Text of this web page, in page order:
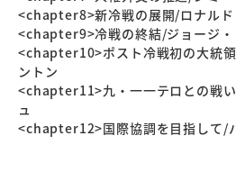
<chapter8>新冷戦の展開/ロナルド
<chapter9>冷戦の終結/ジョージ・
<chapter10>ポスト冷戦初の大統
ントン
<chapter11>九・一一テロとの戦
ュ
<chapter12>国際協調を目指して/